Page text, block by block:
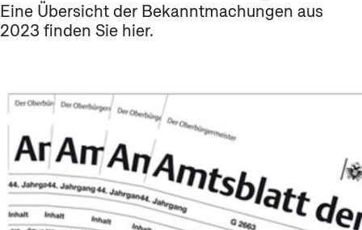
Eine Übersicht der Bekanntmachungen aus
2023 finden Sie hier.